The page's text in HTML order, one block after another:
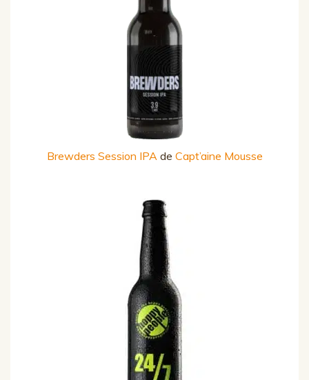
Brewders Session IPA de Capt’aine Mousse